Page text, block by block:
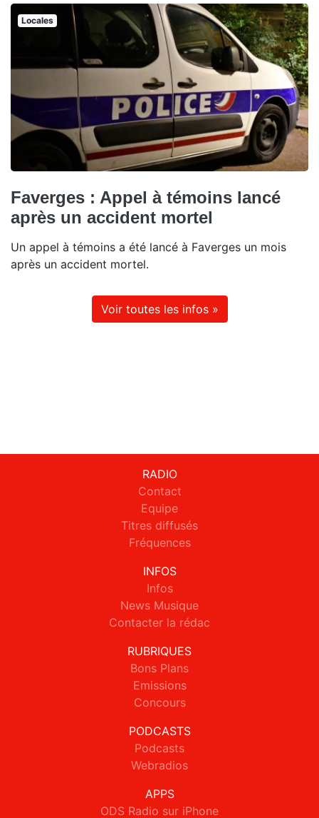
Locales
Faverges : Appel à témoins lancé
après un accident mortel
Un appel à témoins a été lancé à Faverges un mois
après un accident mortel.
Voir toutes les infos »
RADIO
Contact
Equipe
Titres diffusés
Fréquences
INFOS
Infos
News Musique
Contacter la rédac
RUBRIQUES
Bons Plans
Emissions
Concours
PODCASTS
Podcasts
Webradios
APPS
ODS Radio sur iPhone